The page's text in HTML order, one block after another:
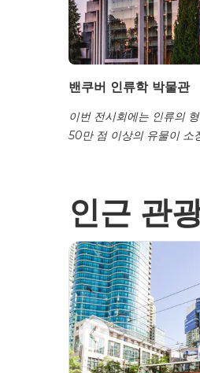
밴쿠버 인류학 박물관
이번 전시회에는 인류의
50만 점 이상의 유물이 소
인근 관